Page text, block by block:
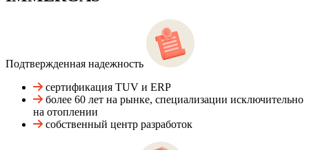
Подтвержденная надежность
сертификация TUV и ERP
более 60 лет на рынке, специализации исключительно
на отоплении
собственный центр разработок